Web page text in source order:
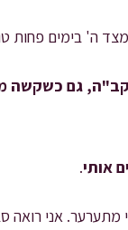
ה' בימים פחות
גם כשקשה
אותי.
מתערער. אני